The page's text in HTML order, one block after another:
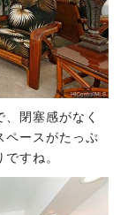
閉塞感がなく
ペースがたっぷ
すね。